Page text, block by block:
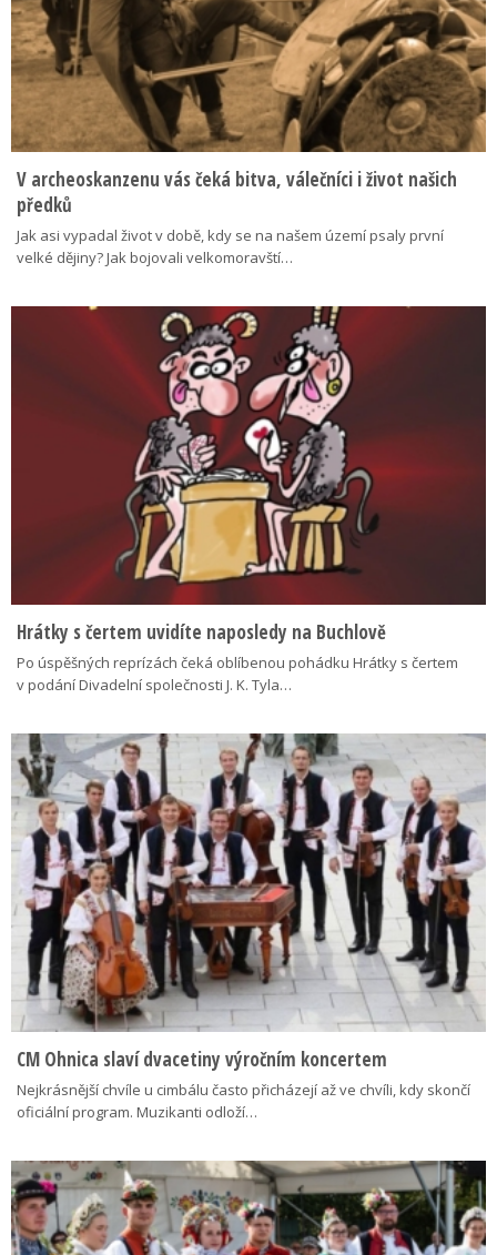
V archeoskanzenu vás čeká bitva, válečníci i život našich
předků
Jak asi vypadal život v době, kdy se na našem území psaly první
velké dějiny? Jak bojovali velkomoravští…
Hrátky s čertem uvidíte naposledy na Buchlově
Po úspěšných reprízách čeká oblíbenou pohádku Hrátky s čertem
v podání Divadelní společnosti J. K. Tyla…
CM Ohnica slaví dvacetiny výročním koncertem
Nejkrásnější chvíle u cimbálu často přicházejí až ve chvíli, kdy skončí
oficiální program. Muzikanti odloží…